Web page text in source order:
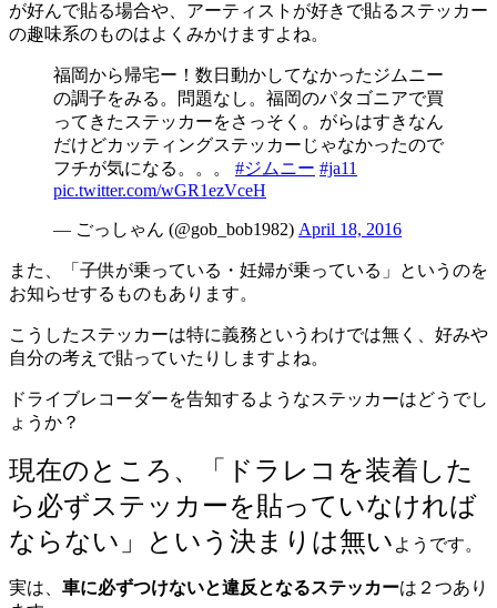
が好んで貼る場合や、アーティストが好きで貼るステッカー
の趣味系のものはよくみかけますよね。
福岡から帰宅ー！数日動かしてなかったジムニー
の調子をみる。問題なし。福岡のパタゴニアで買
ってきたステッカーをさっそく。がらはすきなん
だけどカッティングステッカーじゃなかったので
フチが気になる。。。 #ジムニー #ja11
pic.twitter.com/wGR1ezVceH
— ごっしゃん (@gob_bob1982) April 18, 2016
また、「子供が乗っている・妊婦が乗っている」というのを
お知らせするものもあります。
こうしたステッカーは特に義務というわけでは無く、好みや
自分の考えで貼っていたりしますよね。
ドライブレコーダーを告知するようなステッカーはどうでし
ょうか？
現在のところ、「ドラレコを装着した
ら必ずステッカーを貼っていなければ
ならない」という決まりは無い ようです。
実は、 車に必ずつけないと違反となるステッカーは２つあり